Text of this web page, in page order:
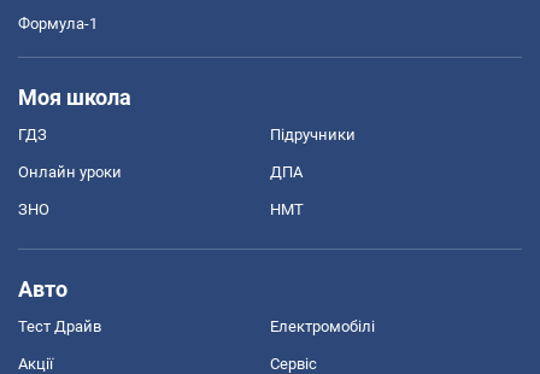
Формула-1
Моя школа
ГДЗ Підручники
Онлайн уроки ДПА
ЗНО НМТ
Авто
Тест Драйв Електромобілі
Акції Сервіс